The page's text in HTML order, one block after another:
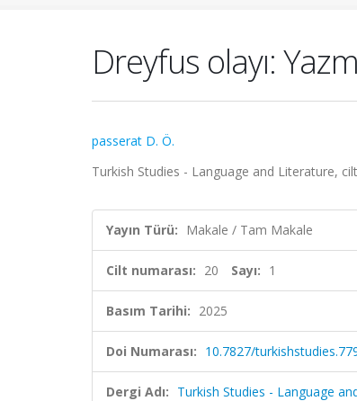
Dreyfus olayı:
passerat D. Ö.
Turkish Studies - Language and Literature,
Yayın Türü: Makale / Tam Makale
Cilt numarası: 20 Sayı: 1
Basım Tarihi: 2025
Doi Numarası: 10.7827/
Dergi Adı: Turkish Studies - Language